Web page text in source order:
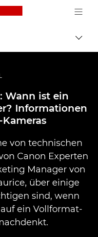
Canon Logo, back
Auf
Wann ist ein
Informationen
von technischen
Canon Experten
Manager von
über einige
sind, wenn
ein Vollformat-